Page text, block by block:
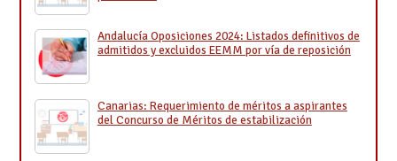
Andalucía Oposiciones 2024: Listados definitivos de
admitidos y excluidos EEMM por vía de reposición
Canarias: Requerimiento de méritos a aspirantes
del Concurso de Méritos de estabilización